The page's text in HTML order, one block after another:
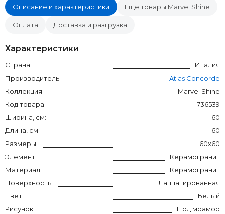
Описание и характеристики Еще товары Marvel Shine
Оплата Доставка и разгрузка
Характеристики
Страна:
Италия
Производитель:
Atlas Concorde
Коллекция:
Marvel Shine
Код товара:
736539
Ширина, см:
60
Длина, см:
60
Размеры:
60x60
Элемент:
Керамогранит
Материал:
Керамогранит
Поверхность:
Лаппатированная
Цвет:
Белый
Рисунок:
Под мрамор